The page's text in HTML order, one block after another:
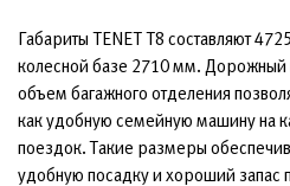
Габариты TENET T8 составляют
колесной базе 2710 мм. Дорожный
объем багажного отделения
как удобную семейную машину на
поездок. Такие размеры
удобную посадку и хороший запас